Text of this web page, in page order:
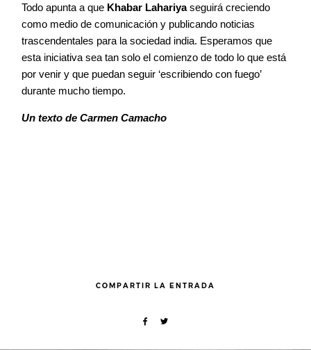
Todo apunta a que Khabar Lahariyaseguirá creciendo
como medio de comunicación y publicando noticias
trascendentales para la sociedad india. Esperamos que
esta iniciativa sea tan solo el comienzo de todo lo que está
por venir y que puedan seguir ‘escribiendo con fuego’
durante mucho tiempo.
Un texto de Carmen Camacho
COMPARTIR LA ENTRADA